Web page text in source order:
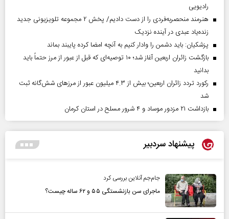
رادیویی
هنرمند منحصر‌به‌فردی را از دست دادیم/ پخش ۲ مجموعه تلویزیونی جدید
زنده‌یاد عبدی در آینده نزدیک
پزشکیان: باید دشمن را وادار کنیم به آنچه امضا کرده پایبند بماند
بازگشت زائران اربعین آغاز شد؛ ۱۰ توصیه‌ای که قبل از عبور از مرز حتماً باید
بدانید
رکورد تردد زائران اربعین؛ بیش از ۴.۳ میلیون عبور از مرزهای شش‌گانه ثبت
شد
بازداشت ۲۱ مزدور موساد و ۴ شرور مسلح در استان کرمان
پیشنهاد سردبیر
جام‌جم آنلاین بررسی کرد
ماجرای سن بازنشستگی ۵۵ و ۶۲ ساله چیست؟